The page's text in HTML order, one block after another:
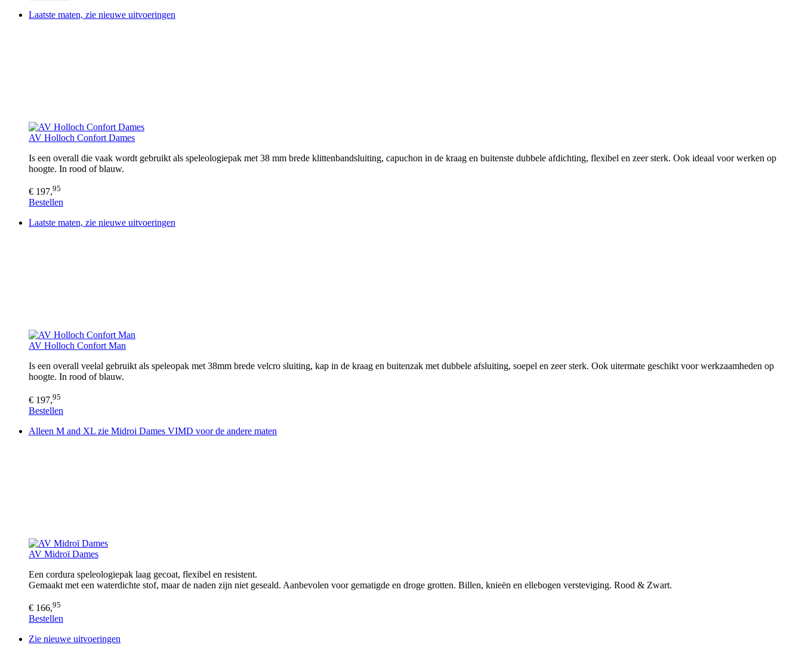
Laatste maten, zie nieuwe uitvoeringen
AV Holloch Confort Dames
Is een overall die vaak wordt gebruikt als speleologiepak met 38 mm brede klittenbandsluiting, capuchon in de kraag en buitenste dubbele afdichting, flexibel en zeer sterk. Ook ideaal voor werken op
hoogte. In rood of blauw.
€ 197,95
Bestellen
Laatste maten, zie nieuwe uitvoeringen
AV Holloch Confort Man
Is een overall veelal gebruikt als speleopak met 38mm brede velcro sluiting, kap in de kraag en buitenzak met dubbele afsluiting, soepel en zeer sterk. Ook uitermate geschikt voor werkzaamheden op
hoogte. In rood of blauw.
€ 197,95
Bestellen
Alleen M and XL zie Midroi Dames VIMD voor de andere maten
AV Midroï Dames
Een cordura speleologiepak laag gecoat, flexibel en resistent.
Gemaakt met een waterdichte stof, maar de naden zijn niet geseald. Aanbevolen voor gematigde en droge grotten. Billen, knieën en ellebogen versteviging. Rood & Zwart.
€ 166,95
Bestellen
Zie nieuwe uitvoeringen